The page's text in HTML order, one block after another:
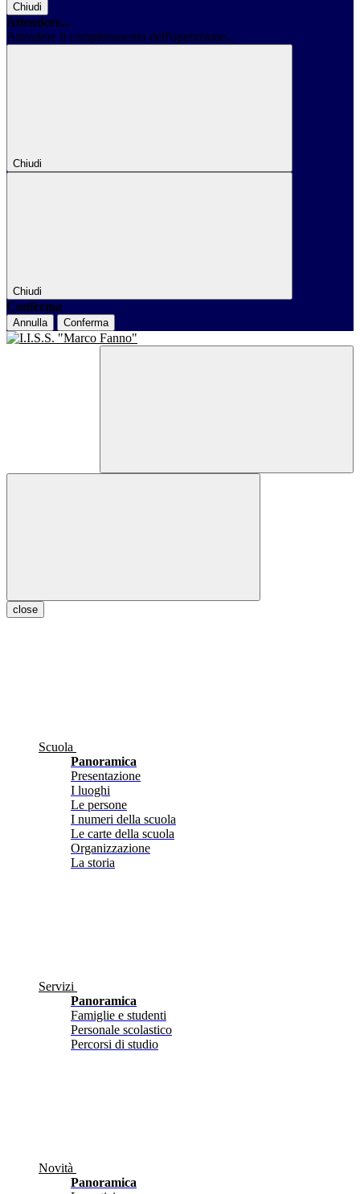
Chiudi
Attendere...
Attendere il completamento dell'operazione...
Chiudi
Chiudi
Conferma
Annulla Conferma
close
Scuola
Panoramica
Presentazione
I luoghi
Le persone
I numeri della scuola
Le carte della scuola
Organizzazione
La storia
Servizi
Panoramica
Famiglie e studenti
Personale scolastico
Percorsi di studio
Novità
Panoramica